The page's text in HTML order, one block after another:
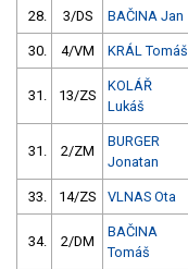
28. 3/DS BAČINA Jan
30. 4/VM KRÁL Tomáš
31. 13/ZS
KOLÁŘ
Lukáš
31. 2/ZM
BURGER
Jonatan
33. 14/ZS VLNAS Ota
34. 2/DM
BAČINA
Tomáš